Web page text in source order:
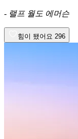
- 랠프 월도 에머슨
힘이 됐어요 296